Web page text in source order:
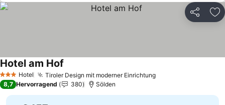
Teilen
3 SterneHotel Tiroler Design mit moderner Einrichtung
Hotel am Hof
8,7 Hervorragend 380 Sölden